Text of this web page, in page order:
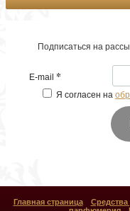
Подписаться на
E-mail *
Я согласен на
Главная страница Средства